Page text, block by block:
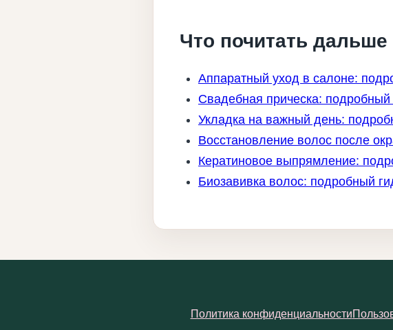
Что почитать дальше
Аппаратный уход в салоне:
Свадебная прическа: подробный
Укладка на важный день:
Восстановление волос после
Кератиновое выпрямление:
Биозавивка волос: подробный
Политика конфиденциальности